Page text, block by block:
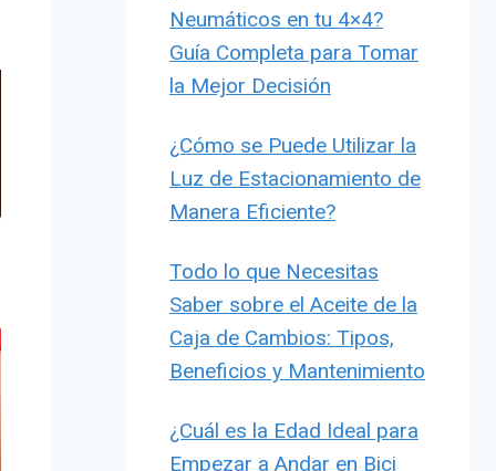
Neumáticos en tu 4×4?
Guía Completa para Tomar
la Mejor Decisión
¿Cómo se Puede Utilizar la
Luz de Estacionamiento de
Manera Eficiente?
Todo lo que Necesitas
Saber sobre el Aceite de la
Caja de Cambios: Tipos,
Beneficios y Mantenimiento
¿Cuál es la Edad Ideal para
Empezar a Andar en Bici